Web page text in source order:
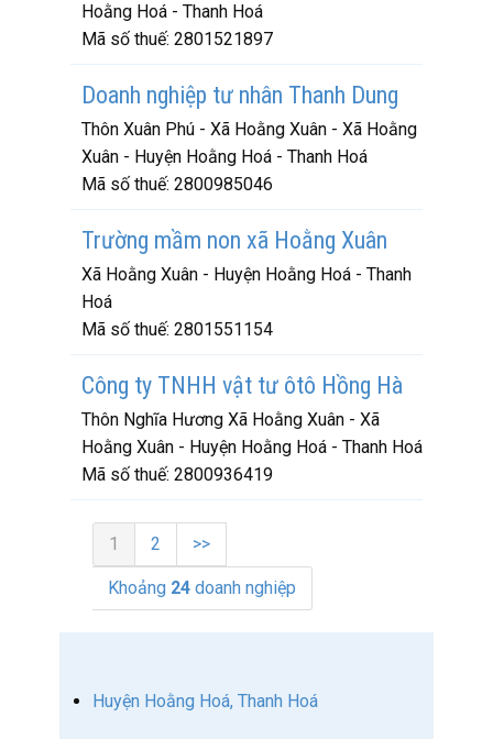
Hoằng Hoá - Thanh Hoá
Mã số thuế: 2801521897
Doanh nghiệp tư nhân Thanh Dung
Thôn Xuân Phú - Xã Hoằng Xuân - Xã Hoằng
Xuân - Huyện Hoằng Hoá - Thanh Hoá
Mã số thuế: 2800985046
Trường mầm non xã Hoằng Xuân
Xã Hoằng Xuân - Huyện Hoằng Hoá - Thanh
Hoá
Mã số thuế: 2801551154
Công ty TNHH vật tư ôtô Hồng Hà
Thôn Nghĩa Hương Xã Hoằng Xuân - Xã
Hoằng Xuân - Huyện Hoằng Hoá - Thanh Hoá
Mã số thuế: 2800936419
1 2 >>
Khoảng 24 doanh nghiệp
Huyện Hoằng Hoá, Thanh Hoá